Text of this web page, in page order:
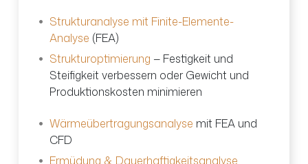
Strukturanalyse mit Finite-Elemente-
Analyse (FEA)
Strukturoptimierung — Festigkeit und
Steifigkeit verbessern oder Gewicht und
Produktionskosten minimieren
Wärmeübertragungsanalyse mit FEA und
CFD
Ermüdung & Dauerhaftigkeitsanalyse